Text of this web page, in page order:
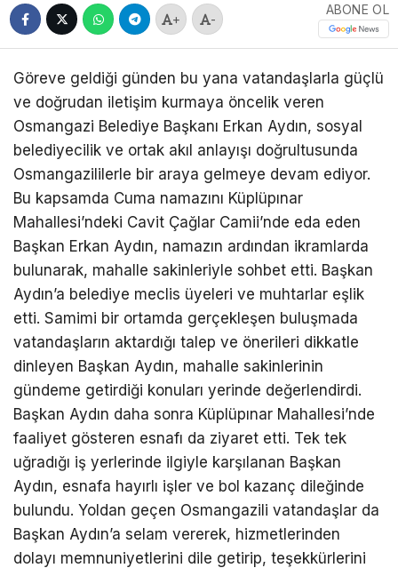
+ -
ABONE OL
Göreve geldiği günden bu yana vatandaşlarla güçlü
ve doğrudan iletişim kurmaya öncelik veren
Osmangazi Belediye Başkanı Erkan Aydın, sosyal
belediyecilik ve ortak akıl anlayışı doğrultusunda
Osmangazililerle bir araya gelmeye devam ediyor.
Bu kapsamda Cuma namazını Küplüpınar
Mahallesi’ndeki Cavit Çağlar Camii’nde eda eden
Başkan Erkan Aydın, namazın ardından ikramlarda
bulunarak, mahalle sakinleriyle sohbet etti. Başkan
Aydın’a belediye meclis üyeleri ve muhtarlar eşlik
etti. Samimi bir ortamda gerçekleşen buluşmada
vatandaşların aktardığı talep ve önerileri dikkatle
dinleyen Başkan Aydın, mahalle sakinlerinin
gündeme getirdiği konuları yerinde değerlendirdi.
Başkan Aydın daha sonra Küplüpınar Mahallesi’nde
faaliyet gösteren esnafı da ziyaret etti. Tek tek
uğradığı iş yerlerinde ilgiyle karşılanan Başkan
Aydın, esnafa hayırlı işler ve bol kazanç dileğinde
bulundu. Yoldan geçen Osmangazili vatandaşlar da
Başkan Aydın’a selam vererek, hizmetlerinden
dolayı memnuniyetlerini dile getirip, teşekkürlerini